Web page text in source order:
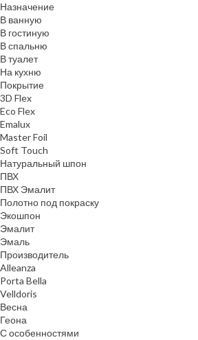
Назначение
В ванную
В гостиную
В спальню
В туалет
На кухню
Покрытие
3D Flex
Eco Flex
Emalux
Master Foil
Soft Touch
Натуральный шпон
ПВХ
ПВХ Эмалит
Полотно под покраску
Экошпон
Эмалит
Эмаль
Производитель
Alleanza
Porta Bella
Velldoris
Весна
Геона
С особенностями